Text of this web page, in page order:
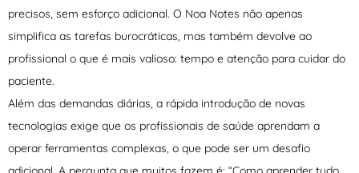
precisos, sem esforço adicional. O Noa Notes não apenas
simplifica as tarefas burocráticas, mas também devolve ao
profissional o que é mais valioso: tempo e atenção para cuidar do
paciente.
Além das demandas diárias, a rápida introdução de novas
tecnologias exige que os profissionais de saúde aprendam a
operar ferramentas complexas, o que pode ser um desafio